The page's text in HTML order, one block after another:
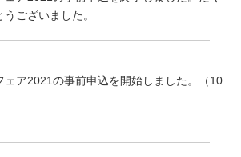
ございました。
ェア2021の事前申込を開始しました。（10